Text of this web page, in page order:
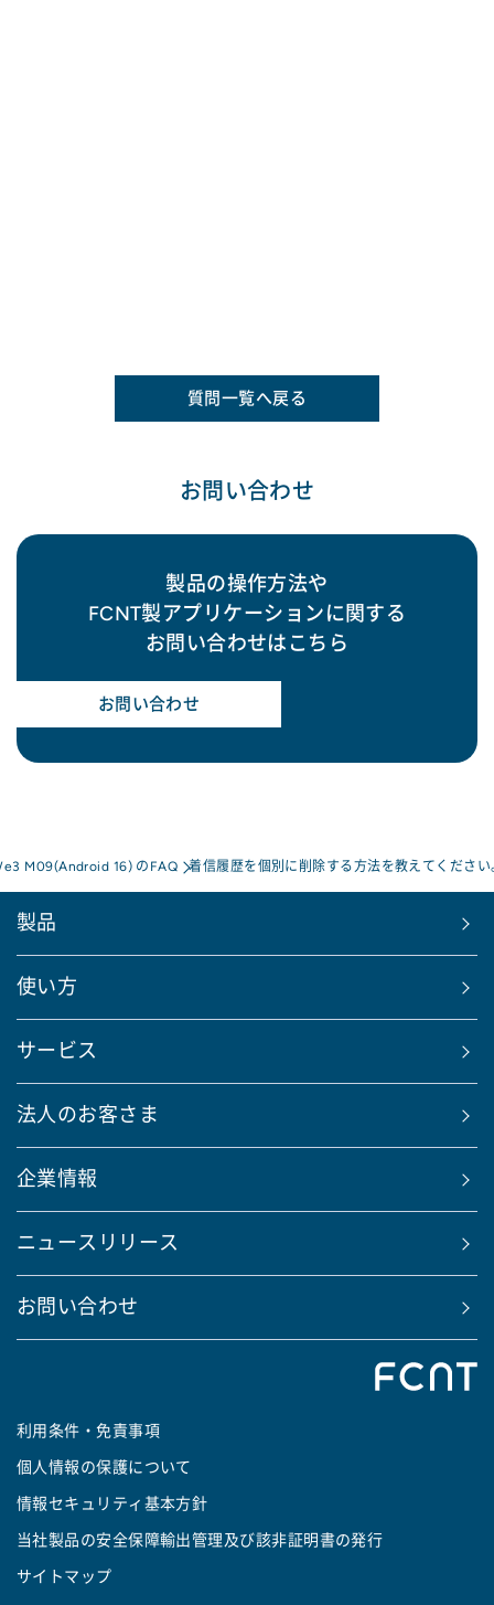
質問一覧へ戻る
お問い合わせ
製品の操作方法や
FCNT製アプリケーションに関する
お問い合わせはこちら
お問い合わせ
M09(Android 16) のFAQ 着信履歴を個別に削除する方法を教えてください
製品
使い方
サービス
法人のお客さま
企業情報
ニュースリリース
お問い合わせ
利用条件・免責事項
個人情報の保護について
情報セキュリティ基本方針
当社製品の安全保障輸出管理及び該非証明書の発行
サイトマップ